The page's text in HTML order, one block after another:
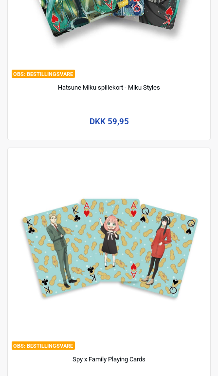
BESTILLINGSVARE
Hatsune Miku spillekort - Miku Styles
DKK 59,95
BESTILLINGSVARE
Spy x Family Playing Cards